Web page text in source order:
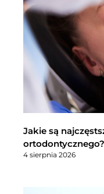
Jakie są
ortodontycznego?
4 sierpnia 2026